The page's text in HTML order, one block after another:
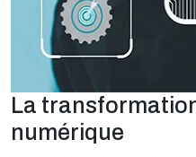
La
numérique